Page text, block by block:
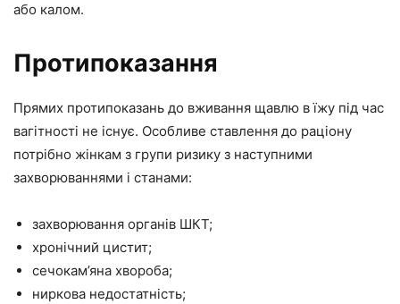
або калом.
Протипоказання
Прямих протипоказань до вживання щавлю в їжу під час
вагітності не існує. Особливе ставлення до раціону
потрібно жінкам з групи ризику з наступними
захворюваннями і станами:
захворювання органів ШКТ;
хронічний цистит;
сечокам’яна хвороба;
ниркова недостатність;